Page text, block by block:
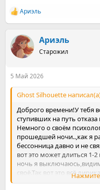
Р
е
к
ц
и
Ариэль
Ариэль
Старожил
5 Май 2026
Ghost Silhouette
Доброго времени!У тебя
ступивших на путь
Немного о своём
прошедшей ночи..,как я
бессонница давно и не
вот это может длиться 1-
ночь я
своё.Так вот это всё
вырубился,а проснулся
Нажмите